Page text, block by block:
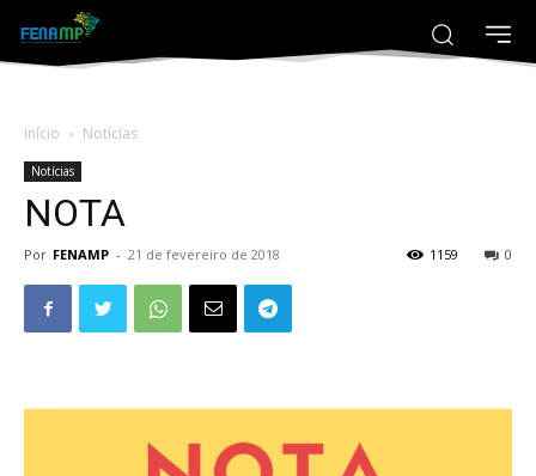
Início Notícias
Notícias
NOTA
Por FENAMP - 21 de fevereiro de 2018 0
1159